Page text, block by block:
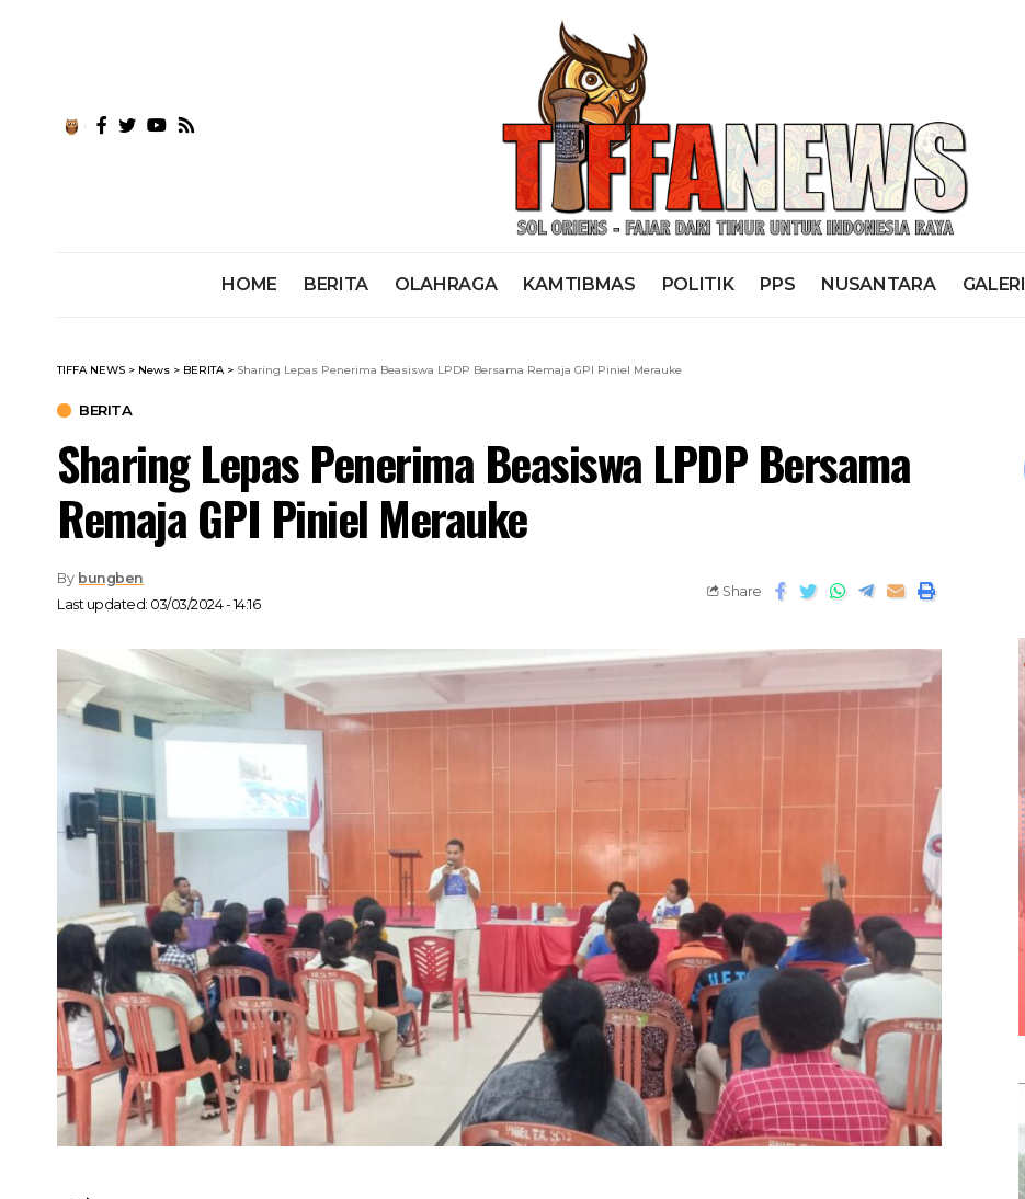
HOME BERITA OLAHRAGA KAMTIBMAS POLITIK PPS NUSANTARA GALERI
TIFFA NEWS > News > BERITA> Sharing Lepas Penerima Beasiswa LPDP Bersama Remaja GPI Piniel Merauke
BERITA
Sharing Lepas Penerima Beasiswa LPDP Bersama
Remaja GPI Piniel Merauke
Last updated: 03/03/2024 - 14:16
By bungben
Share